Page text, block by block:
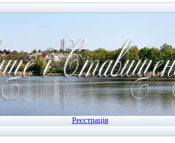
Реєстрація